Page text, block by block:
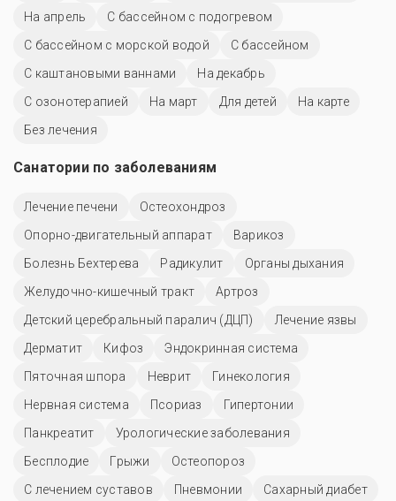
На апрель
С бассейном с подогревом
С бассейном с морской водой
C бассейном
С каштановыми ваннами
На декабрь
С озонотерапией
На март Для детей
На карте
Без лечения
Санатории по заболеваниям
Лечение печени
Остеохондроз
Опорно-двигательный аппарат
Варикоз
Болезнь Бехтерева
Радикулит
Органы дыхания
Желудочно-кишечный тракт
Артроз
Детский церебральный паралич (ДЦП)
Лечение язвы
Дерматит
Кифоз
Эндокринная система
Пяточная шпора
Неврит
Гинекология
Нервная система
Псориаз
Гипертонии
Панкреатит
Урологические заболевания
Бесплодие
Грыжи
Остеопороз
С лечением суставов
Пневмонии
Сахарный диабет